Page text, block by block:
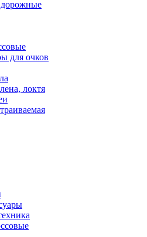
для очков
локтя